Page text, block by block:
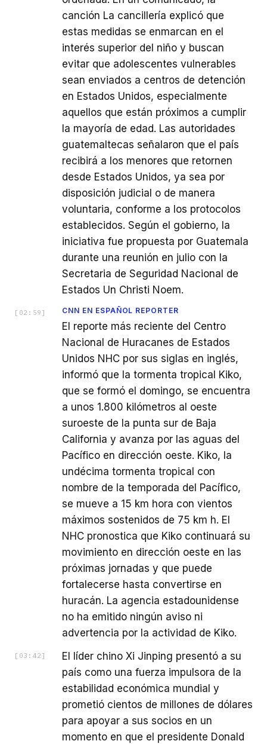
canción La cancillería explicó que
estas medidas se enmarcan en el
interés superior del niño y buscan
evitar que adolescentes vulnerables
sean enviados a centros de detención
en Estados Unidos, especialmente
aquellos que están próximos a cumplir
la mayoría de edad. Las autoridades
guatemaltecas señalaron que el país
recibirá a los menores que retornen
desde Estados Unidos, ya sea por
disposición judicial o de manera
voluntaria, conforme a los protocolos
establecidos. Según el gobierno, la
iniciativa fue propuesta por Guatemala
durante una reunión en julio con la
Secretaria de Seguridad Nacional de
Estados Un Christi Noem.
[ 02:59 ] CNN EN ESPAÑOL REPORTER
El reporte más reciente del Centro
Nacional de Huracanes de Estados
Unidos NHC por sus siglas en inglés,
informó que la tormenta tropical Kiko,
que se formó el domingo, se encuentra
a unos 1.800 kilómetros al oeste
suroeste de la punta sur de Baja
California y avanza por las aguas del
Pacífico en dirección oeste. Kiko, la
undécima tormenta tropical con
nombre de la temporada del Pacífico,
se mueve a 15 km hora con vientos
máximos sostenidos de 75 km h. El
NHC pronostica que Kiko continuará su
movimiento en dirección oeste en las
próximas jornadas y que puede
fortalecerse hasta convertirse en
huracán. La agencia estadounidense
no ha emitido ningún aviso ni
advertencia por la actividad de Kiko.
[ 03:42 ]
El líder chino Xi Jinping presentó a su
país como una fuerza impulsora de la
estabilidad económica mundial y
prometió cientos de millones de dólares
para apoyar a sus socios en un
momento en que el presidente Donald